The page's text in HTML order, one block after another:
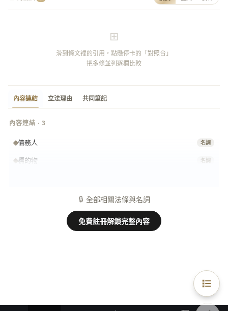
⊞
滑到條文裡的引用，點懸停卡的「對照台」
把多條並列逐欄比較
內容連結 立法理由 共同筆記
內容連結 · 3
債務人 名詞
標的物 名詞
🔒 全部相關法條與名詞
免費註冊解鎖完整內容